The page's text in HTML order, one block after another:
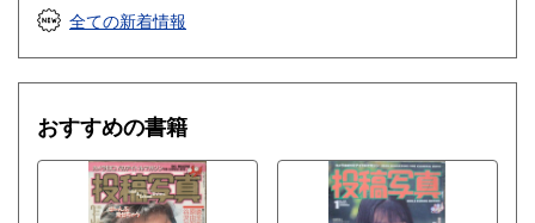
全ての新着情報
おすすめの書籍